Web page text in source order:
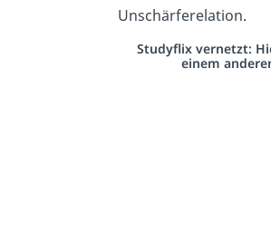
Unschärferelation.
Studyflix vernetzt:
einem